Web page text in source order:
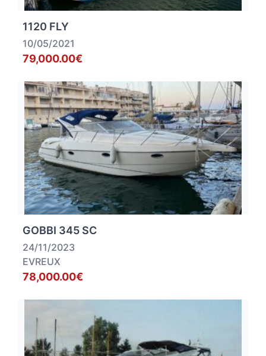
1120 FLY
10/05/2021
79,000.00€
GOBBI 345 SC
24/11/2023
EVREUX
78,000.00€